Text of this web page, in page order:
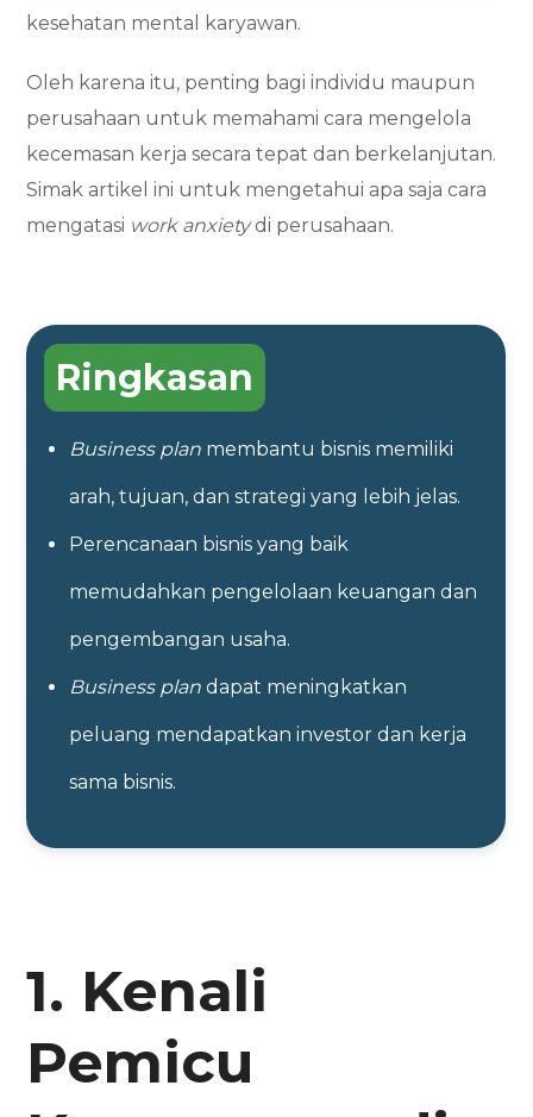
kesehatan mental karyawan.
Oleh karena itu, penting bagi individu maupun
perusahaan untuk memahami cara mengelola
kecemasan kerja secara tepat dan berkelanjutan.
Simak artikel ini untuk mengetahui apa saja cara
mengatasi work anxietydi perusahaan.
Ringkasan
Business plan membantu bisnis memiliki
arah, tujuan, dan strategi yang lebih jelas.
Perencanaan bisnis yang baik
memudahkan pengelolaan keuangan dan
pengembangan usaha.
Business plan dapat meningkatkan
peluang mendapatkan investor dan kerja
sama bisnis.
1. Kenali
Pemicu